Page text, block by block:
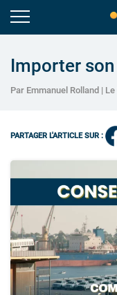
Importer
Par Emmanuel Rolland |
PARTAGER L'ARTICLE SUR :